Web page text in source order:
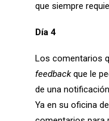
que siempre
Día 4
Los comentarios
feedbackque le
de una
Ya en su oficina